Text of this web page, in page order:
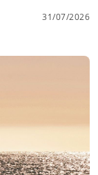
31/07/2026